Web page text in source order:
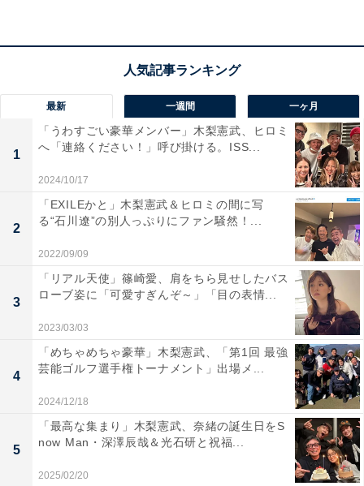
最新 一週間 一ヶ月
1
「うわすごい豪華メンバー」木梨憲武、ヒロミ
へ「連絡ください！」呼び掛ける。ISS...
2024/10/17
2
「EXILEかと」木梨憲武＆ヒロミの間に写
る“石川遼”の別人っぷりにファン騒然！...
2022/09/09
3
「リアル天使」篠崎愛、肩をちら見せしたバス
ローブ姿に「可愛すぎんぞ～」「目の表情...
2023/03/03
4
「めちゃめちゃ豪華」木梨憲武、「第1回 最強
芸能ゴルフ選手権トーナメント」出場メ...
2024/12/18
5
「最高な集まり」木梨憲武、奈緒の誕生日をS
now Man・深澤辰哉＆光石研と祝福...
2025/02/20